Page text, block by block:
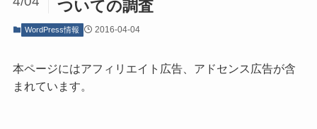
ついての調査
WordPress情報 2016-04-04
本ページにはアフィリエイト広告、アドセンス広告が含
まれています。